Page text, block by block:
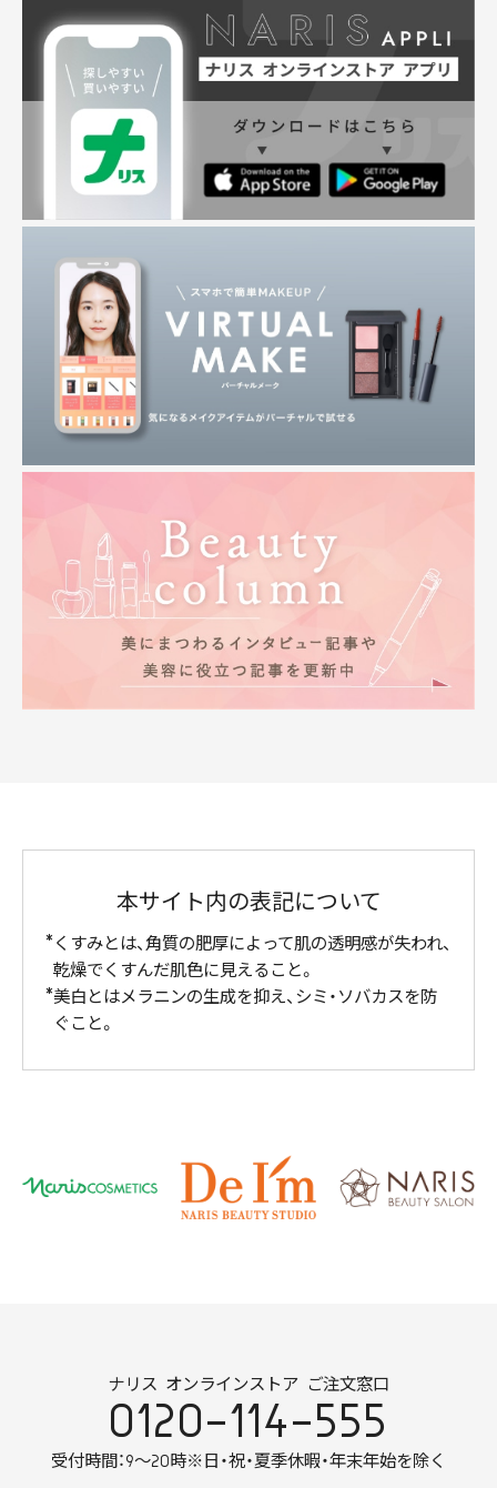
本サイト内の表記について
くすみとは、角質の肥厚によって肌の透明感が失われ、
乾燥でくすんだ肌色に見えること。
美白とはメラニンの生成を抑え、シミ・ソバカスを防
ぐこと。
ナリス オンラインストア ご注文窓口
0120-114-555
受付時間：9～20時※日・祝・夏季休暇・年末年始を除く